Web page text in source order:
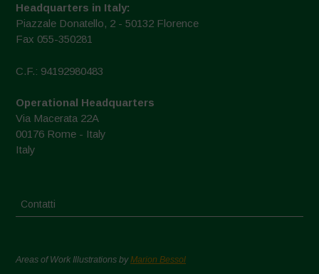
Headquarters in Italy:
Piazzale Donatello, 2 - 50132 Florence
Fax 055-350281
C.F.: 94192980483
Operational Headquarters
Via Macerata 22A
00176 Rome - Italy
Italy
Contatti
Areas of Work Illustrations byMarion Bessol